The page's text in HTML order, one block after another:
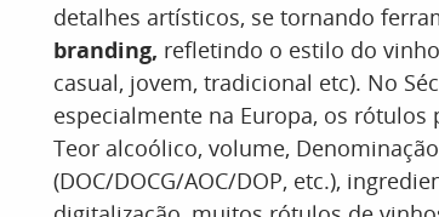
detalhes artísticos, se tornando
branding, refletindo o estilo do
casual, jovem, tradicional etc). No
especialmente na Europa, os
Teor alcoólico, volume,
(DOC/DOCG/AOC/DOP, etc.),